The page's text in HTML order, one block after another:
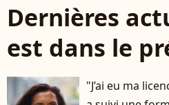
Dernières
est dans le
"J’ai eu ma